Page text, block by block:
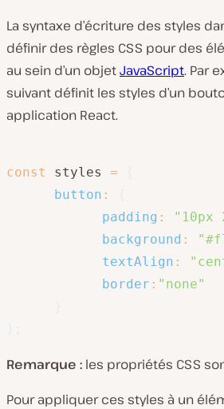
La syntaxe d’écriture des styles
définir des règles CSS pour des
au sein d’un objetJavaScript. Par
suivant définit les styles d’un
application React.
const styles =
button :
padding : "10px
background :
textAlign :
border : "none"
Remarque : les propriétés CSS
Pour appliquer ces styles à un